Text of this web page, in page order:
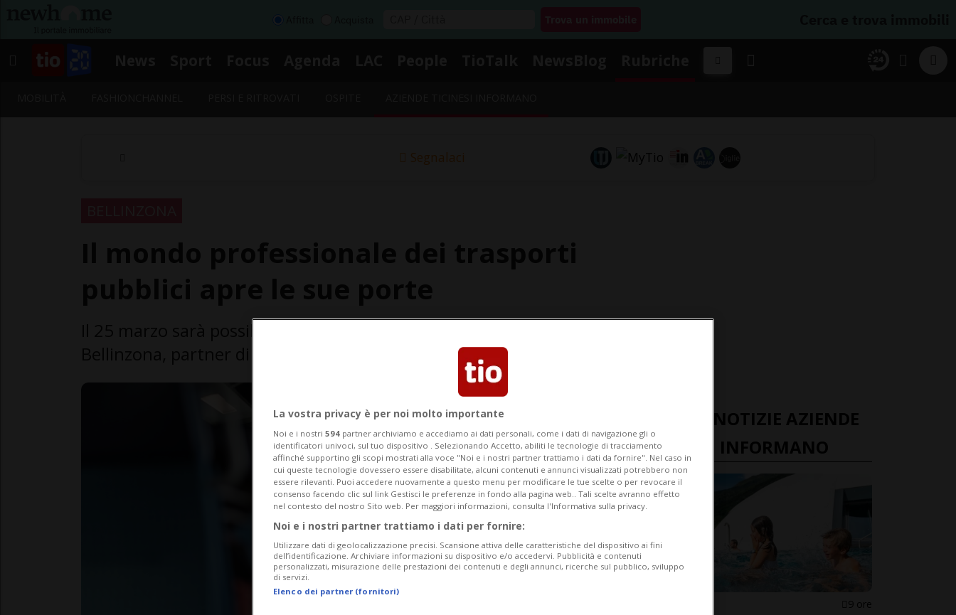
Segnalaci
ULTIME NOTIZIE AZIENDE
TICINESI INFORMANO
9 ore
La vostra privacy è per noi molto importante
Noi e i nostri 594 partner archiviamo e accediamo ai dati personali, come i dati di navigazione gli o
identificatori univoci, sul tuo dispositivo . Selezionando Accetto, abiliti le tecnologie di tracciamento
affinché supportino gli scopi mostrati alla voce "Noi e i nostri partner trattiamo i dati da fornire". Nel caso in
cui queste tecnologie dovessero essere disabilitate, alcuni contenuti e annunci visualizzati potrebbero non
essere rilevanti. Puoi accedere nuovamente a questo menu per modificare le tue scelte o per revocare il
consenso facendo clic sul link Gestisci le preferenze in fondo alla pagina web.. Tali scelte avranno effetto
nel contesto del nostro Sito web. Per maggiori informazioni, consulta l'Informativa sulla privacy.
Noi e i nostri partner trattiamo i dati per fornire:
Utilizzare dati di geolocalizzazione precisi. Scansione attiva delle caratteristiche del dispositivo ai fini
dell’identificazione. Archiviare informazioni su dispositivo e/o accedervi. Pubblicità e contenuti
personalizzati, misurazione delle prestazioni dei contenuti e degli annunci, ricerche sul pubblico, sviluppo
di servizi.
Elenco dei partner (fornitori)